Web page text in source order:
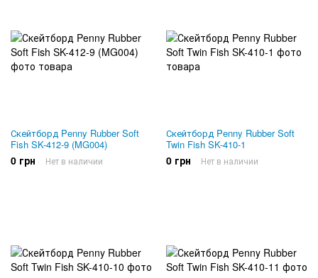
Скейтборд Penny Rubber Soft
Fish SK-412-9 (MG004)
0 грн Нет в наличии
Скейтборд Penny Rubber Soft
Twin Fish SK-410-1
0 грн Нет в наличии